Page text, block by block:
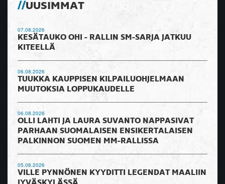
UUSIMMAT
07.08.2026
KESÄTAUKO OHI - RALLIN SM-SARJA JATKUU
KITEELLÄ
06.08.2026
TUUKKA KAUPPISEN KILPAILUOHJELMAAN
MUUTOKSIA LOPPUKAUDELLE
06.08.2026
OLLI LAHTI JA LAURA SUVANTO NAPPASIVAT
PARHAAN SUOMALAISEN ENSIKERTALAISEN
PALKINNON SUOMEN MM-RALLISSA
05.08.2026
VILLE PYNNÖNEN KYYDITTI LEGENDAT MAALIIN